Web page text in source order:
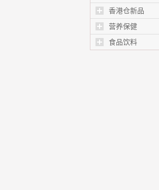
香港仓新品
营养保健
食品饮料